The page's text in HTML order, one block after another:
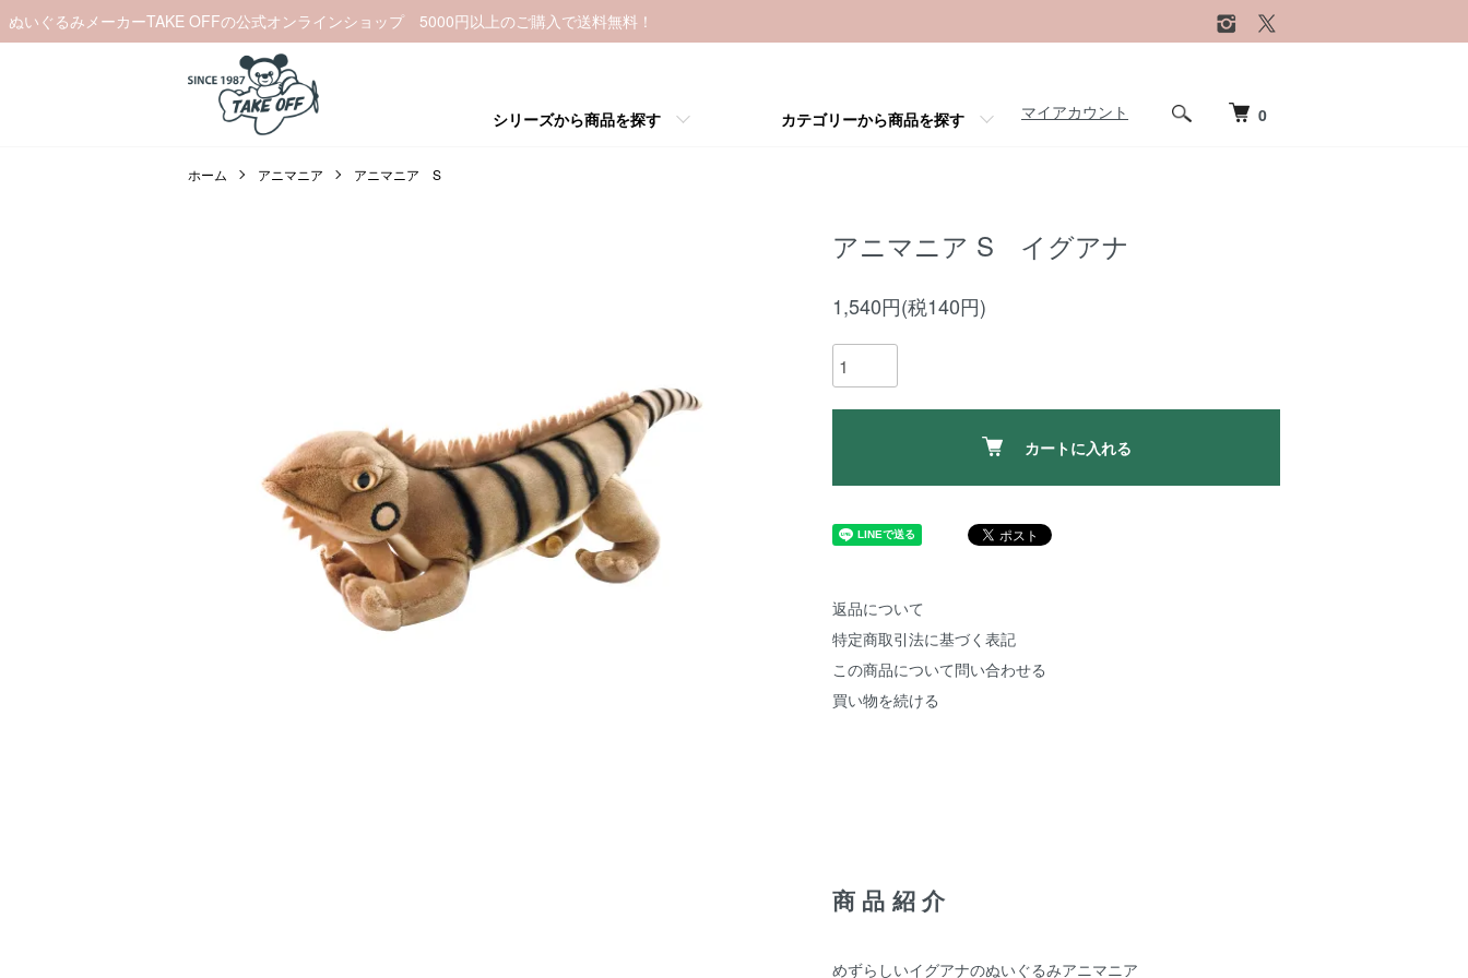
ぬいぐるみメーカーTAKE OFFの公式オンラインショップ 5000円以上のご購入で送料無料！
マイアカウント 0
シリーズから商品を探す カテゴリーから商品を探す
ホーム アニマニア アニマニア S
アニマニア S イグアナ
1,540円(税140円)
カートに入れる
返品について
特定商取引法に基づく表記
この商品について問い合わせる
買い物を続ける
商品紹介
めずらしいイグアナのぬいぐるみアニマニア